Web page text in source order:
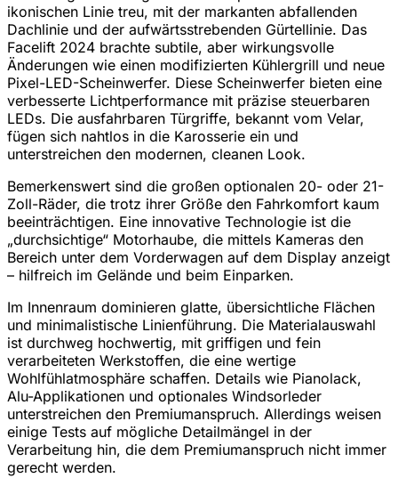
ikonischen Linie treu, mit der markanten abfallenden
Dachlinie und der aufwärtsstrebenden Gürtellinie. Das
Facelift 2024 brachte subtile, aber wirkungsvolle
Änderungen wie einen modifizierten Kühlergrill und neue
Pixel-LED-Scheinwerfer. Diese Scheinwerfer bieten eine
verbesserte Lichtperformance mit präzise steuerbaren
LEDs. Die ausfahrbaren Türgriffe, bekannt vom Velar,
fügen sich nahtlos in die Karosserie ein und
unterstreichen den modernen, cleanen Look.
Bemerkenswert sind die großen optionalen 20- oder 21-
Zoll-Räder, die trotz ihrer Größe den Fahrkomfort kaum
beeinträchtigen. Eine innovative Technologie ist die
„durchsichtige“ Motorhaube, die mittels Kameras den
Bereich unter dem Vorderwagen auf dem Display anzeigt
– hilfreich im Gelände und beim Einparken.
Im Innenraum dominieren glatte, übersichtliche Flächen
und minimalistische Linienführung. Die Materialauswahl
ist durchweg hochwertig, mit griffigen und fein
verarbeiteten Werkstoffen, die eine wertige
Wohlfühlatmosphäre schaffen. Details wie Pianolack,
Alu-Applikationen und optionales Windsorleder
unterstreichen den Premiumanspruch. Allerdings weisen
einige Tests auf mögliche Detailmängel in der
Verarbeitung hin, die dem Premiumanspruch nicht immer
gerecht werden.